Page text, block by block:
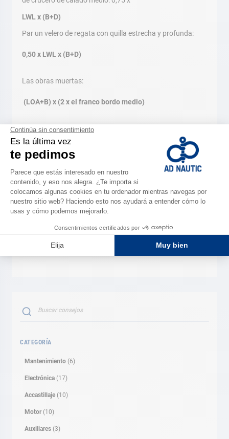
LWL x (B+D)
Par un velero de regata con quilla estrecha y profunda:
0,50 x LWL x (B+D)
Las obras muertas:
(LOA+B) x (2 x el franco bordo medio)
Las cubiertas:
(LOA x B) x 0,75 (deducir la superficie de la bañera)
Grúa
Botadura, varado. AD es la solución inmediata y
profesional en todo memento! Con travelings y técnicos
cualificados y disponibles. AD te garantiza una ejecución y
una seguridad irreprochables
”Nuestros especialista en las tiendas siguen formaciones
permanentes con el fin de poder aconsejarte mejor para
estos trabajos tan específicos.”
BUSCAR
CATEGORÍA
Mantenimiento (6)
Electrónica (17)
Accastillaje (10)
Motor (10)
Auxiliares (3)